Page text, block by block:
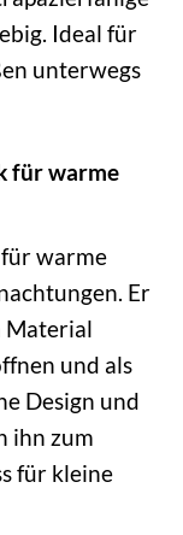
Ideal für
unterwegs
für warme
warme
Er
Material
und als
Design und
ihn zum
für kleine